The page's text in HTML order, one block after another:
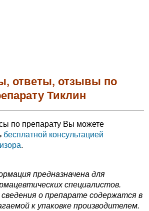
ответы, отзывы по
Тиклин
по препарату Вы можете
бесплатной консультацией
.
предназначена для
специалистов.
о препарате содержатся в
к упаковке производителем.